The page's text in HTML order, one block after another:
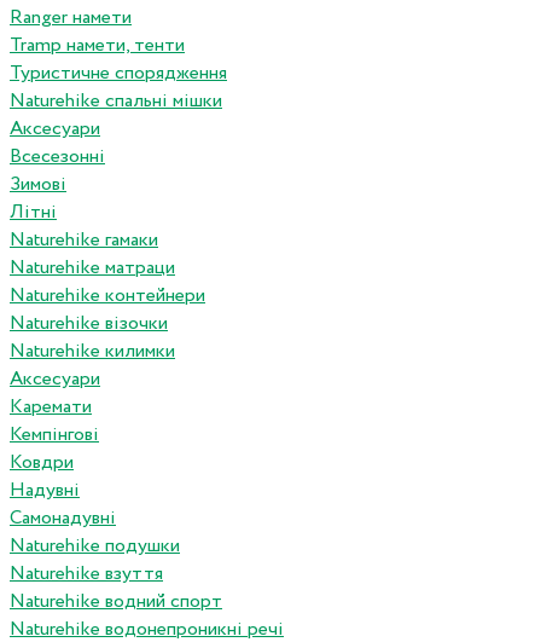
Ranger намети
Tramp намети, тенти
Туристичне спорядження
Naturehike спальні мішки
Аксесуари
Всесезонні
Зимові
Літні
Naturehike гамаки
Naturehike матраци
Naturehike контейнери
Naturehike візочки
Naturehike килимки
Аксесуари
Каремати
Кемпінгові
Ковдри
Надувні
Самонадувні
Naturehike подушки
Naturehike взуття
Naturehike водний спорт
Naturehike водонепроникні речі